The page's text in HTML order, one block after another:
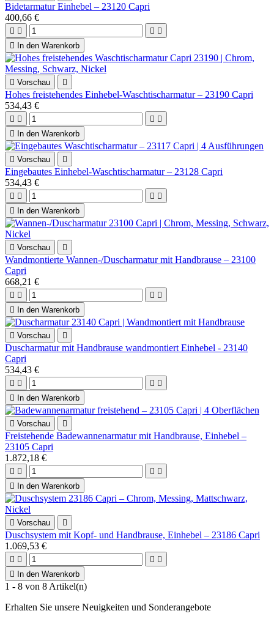
Bidetarmatur Einhebel – 23120 Capri
400,66 €
   

In den Warenkorb
 Vorschau 
Hohes freistehendes Einhebel-Waschtischarmatur – 23190 Capri
534,43 €
   

In den Warenkorb
 Vorschau 
Eingebautes Einhebel-Waschtischarmatur – 23128 Capri
534,43 €
   

In den Warenkorb
 Vorschau 
Wandmontierte Wannen-/Duscharmatur mit Handbrause – 23100
Capri
668,21 €
   

In den Warenkorb
 Vorschau 
Duscharmatur mit Handbrause wandmontiert Einhebel - 23140
Capri
534,43 €
   

In den Warenkorb
 Vorschau 
Freistehende Badewannenarmatur mit Handbrause, Einhebel –
23105 Capri
1.872,18 €
   

In den Warenkorb
 Vorschau 
Duschsystem mit Kopf- und Handbrause, Einhebel – 23186 Capri
1.069,53 €
   

In den Warenkorb
1 - 8 von 8 Artikel(n)
Erhalten Sie unsere Neuigkeiten und Sonderangebote